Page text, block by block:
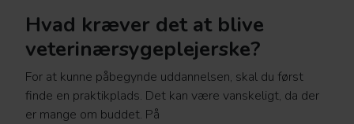
Hvad kræver det at blive
veterinærsygeplejerske?
For at kunne påbegynde uddannelsen, skal du først
finde en praktikplads. Det kan være vanskeligt, da der
er mange om buddet. På